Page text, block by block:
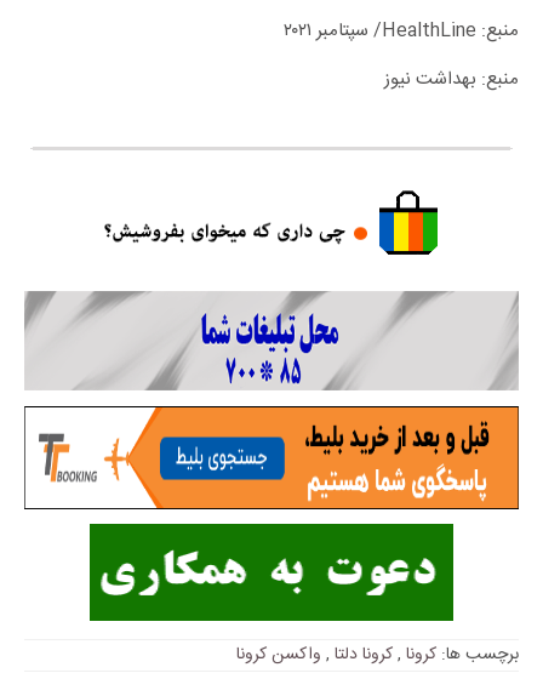
منبع: HealthLine/ سپتامبر ۲۰۲۱
منبع: بهداشت نیوز
برچسب ها: کرونا ,کرونا دلتا , واکسن کرونا